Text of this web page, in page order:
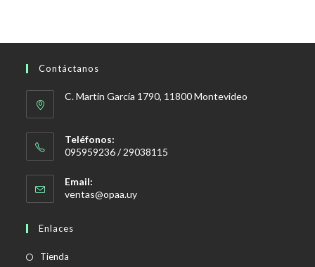
Contáctanos
C. Martín García 1790, 11800 Montevideo
Teléfonos:
095959236 / 29038115
Email:
ventas@opaa.uySe
Enlaces
Tienda